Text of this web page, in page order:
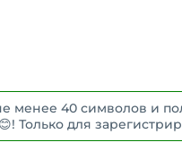
менее 40 символов и
Только для